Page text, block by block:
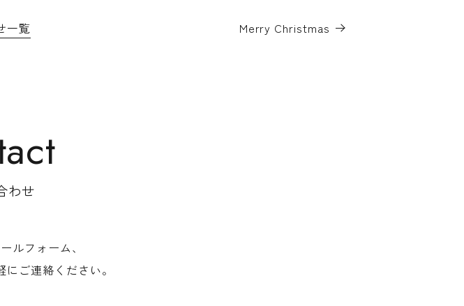
一覧 Merry Christmas
わせ
ルフォーム、
にご連絡ください。